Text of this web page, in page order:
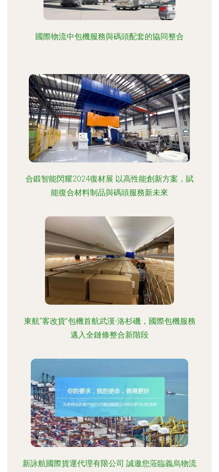
國際物流中包機服務與碼頭配套的協同整合
合鍛智能閃耀2024復材展 以高性能創新方案，賦
能復合材料制品與碼頭服務新未來
東航“客改貨”包機首航武漢-洛杉磯，國際包機服務
邁入全鏈條整合新階段
新詠航國際貨運代理有限公司 誠邀您蒞臨義烏物流